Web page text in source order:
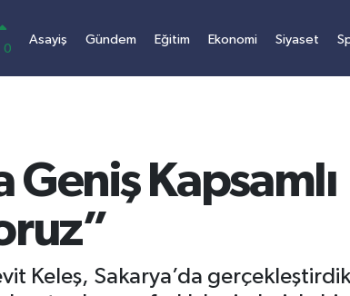
0.16
0.45
-0.63
Asayiş Gündem Eğitim Ekonomi Siyaset
Geniş Kapsamlı
Keleş, Sakarya’da